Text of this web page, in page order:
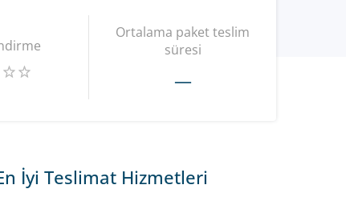
Ortalama paket teslim
süresi
—
İyi Teslimat Hizmetleri